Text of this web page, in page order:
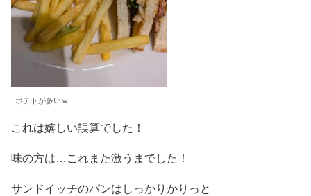
ポテトが多いｗ
これは嬉しい誤算でした！
味の方は…これまた激うまでした！
サンドイッチのパンはしっかりかりっと